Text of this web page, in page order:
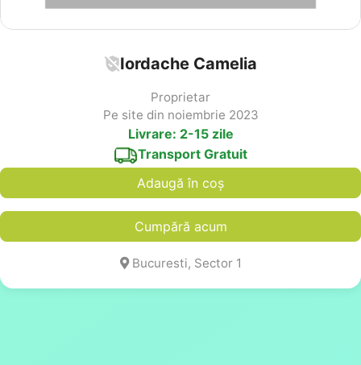
Iordache Camelia
Proprietar
Pe site din noiembrie 2023
Livrare: 2-15 zile
Transport Gratuit
Adaugă în coș
Cumpără acum
Bucuresti, Sector 1